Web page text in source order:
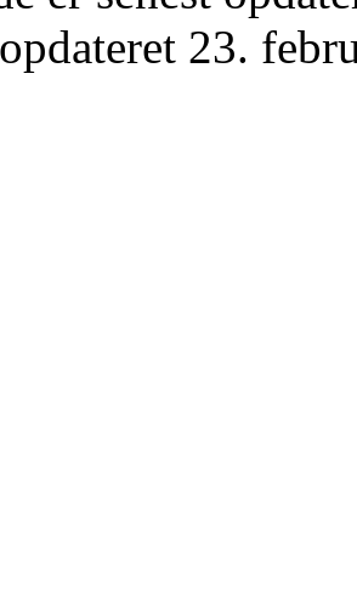
23.